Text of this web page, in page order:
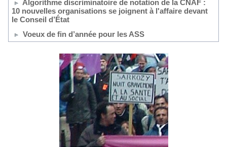
Algorithme discriminatoire de notation de la CNAF :
10 nouvelles organisations se joignent à l'affaire devant
le Conseil d’État
Voeux de fin d’année pour les ASS